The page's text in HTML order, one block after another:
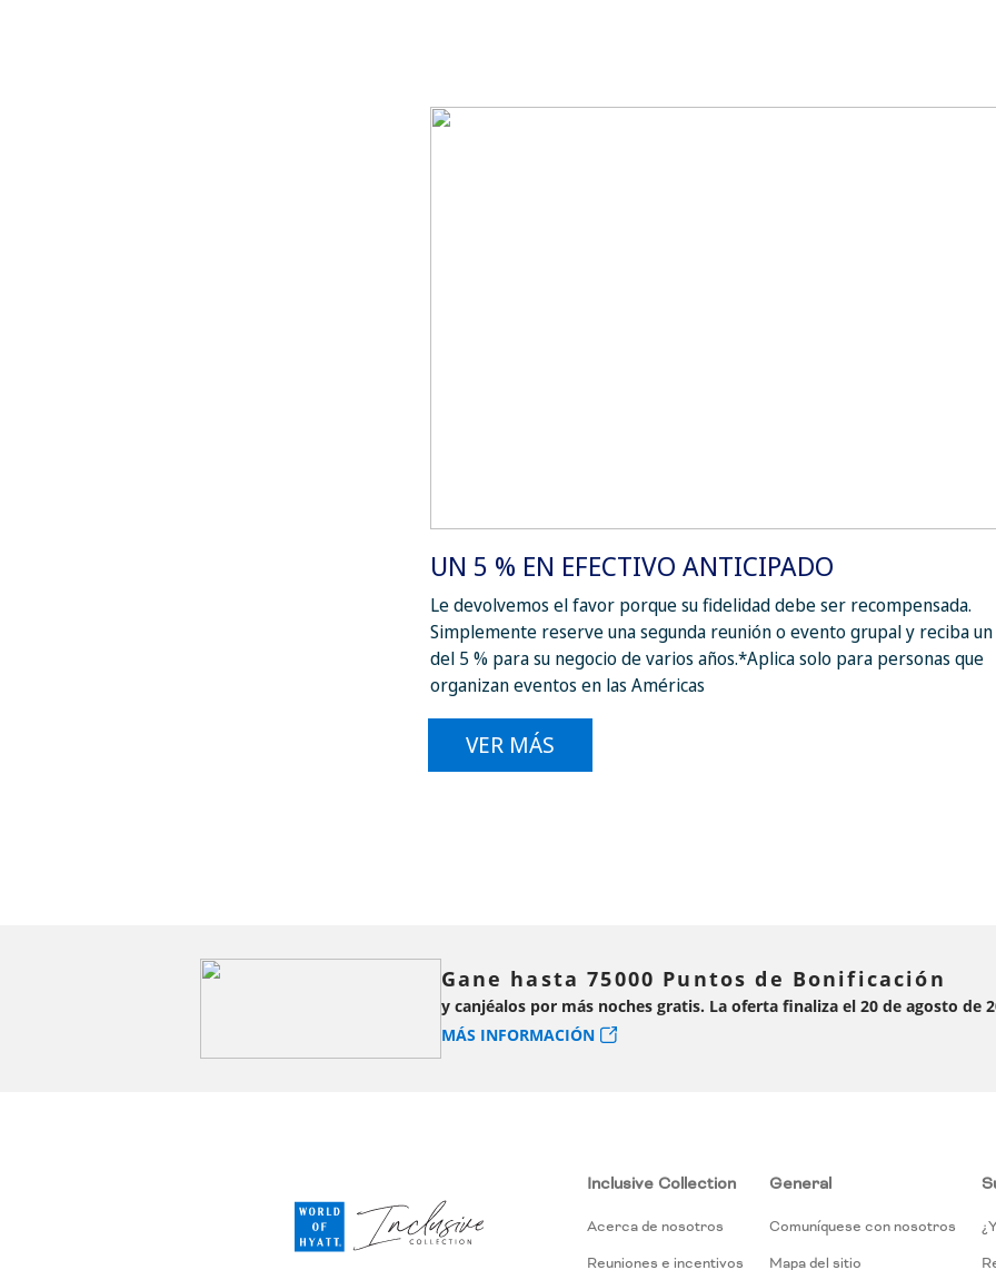
UN 5 % EN EFECTIVO ANTICIPADO
Le devolvemos el favor porque su fidelidad debe ser recompensada.
Simplemente reserve una segunda reunión o evento grupal y reciba
del 5 % para su negocio de varios años.*Aplica solo para personas que
organizan eventos en las Américas
VER MÁS
Gane hasta 75000 Puntos de Bonificación
y canjéalos por más noches gratis. La oferta finaliza el 20 de agosto de
MÁS INFORMACIÓN
Inclusive Collection
Acerca de nosotros
Reuniones e incentivos
General
Comuníquese con nosotros
Mapa del sitio